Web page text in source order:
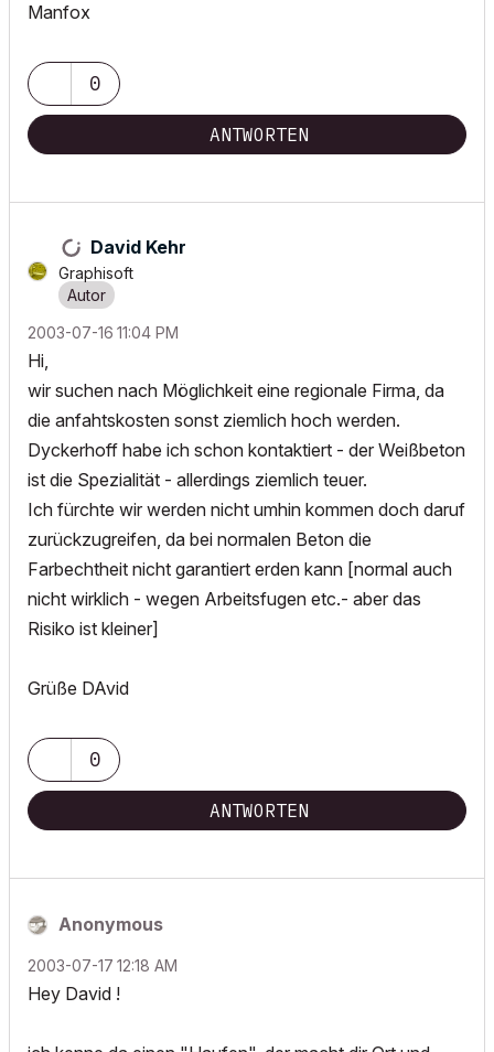
Manfox
0
ANTWORTEN
David Kehr
Graphisoft
‎2003-07-16 11:04 PM
Hi,
wir suchen nach Möglichkeit eine regionale Firma, da
die anfahtskosten sonst ziemlich hoch werden.
Dyckerhoff habe ich schon kontaktiert - der Weißbeton
ist die Spezialität - allerdings ziemlich teuer.
Ich fürchte wir werden nicht umhin kommen doch daruf
zurückzugreifen, da bei normalen Beton die
Farbechtheit nicht garantiert erden kann [normal auch
nicht wirklich - wegen Arbeitsfugen etc.- aber das
Risiko ist kleiner]
Grüße DAvid
0
ANTWORTEN
Anonymous
‎2003-07-17 12:18 AM
Hey David !